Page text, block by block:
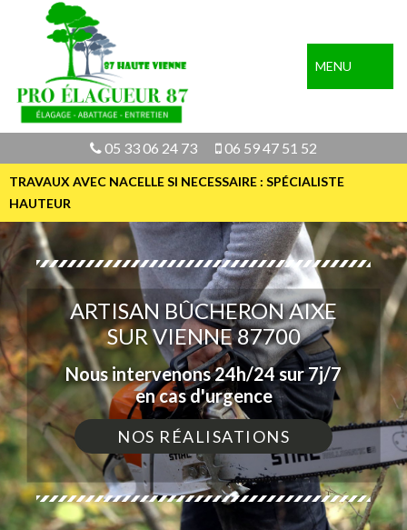
MENU
05 33 06 24 73 06 59 47 51 52
TRAVAUX AVEC NACELLE SI NECESSAIRE : SPÉCIALISTE
HAUTEUR
ARTISAN BÛCHERON AIXE
SUR VIENNE 87700
Nous intervenons 24h/24 sur 7j/7
en cas d'urgence
NOS RÉALISATIONS